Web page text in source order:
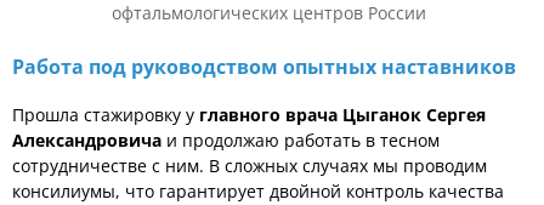
офтальмологических центров России
Работа под руководством опытных наставников
Прошла стажировку у главного врача Цыганок Сергея
Александровича и продолжаю работать в тесном
сотрудничестве с ним. В сложных случаях мы проводим
консилиумы, что гарантирует двойной контроль качества